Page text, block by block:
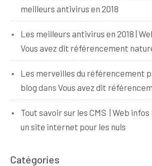
meilleurs antivirus en 2018
Les meilleurs antivirus en 2018 |
Vous avez dit référencement
Les merveilles du référencement
blog dans Vous avez dit
Tout savoir sur les CMS | Web infos
un site internet pour les nuls
Catégories